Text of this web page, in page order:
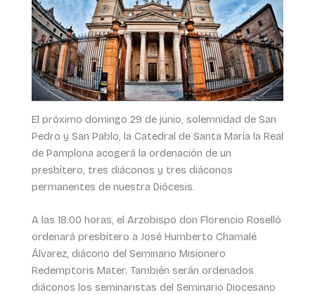
El próximo domingo 29 de junio, solemnidad de San
Pedro y San Pablo, la Catedral de Santa María la Real
de Pamplona acogerá la ordenación de un
presbítero, tres diáconos y tres diáconos
permanentes de nuestra Diócesis.
A las 18:00 horas, el Arzobispo don Florencio Roselló
ordenará presbítero a José Humberto Chamalé
Álvarez, diácono del Seminario Misionero
Redemptoris Mater. También serán ordenados
diáconos los seminaristas del Seminario Diocesano